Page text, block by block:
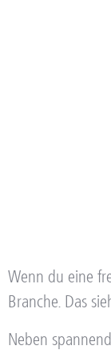
Wenn du eine
Branche. Das
Neben